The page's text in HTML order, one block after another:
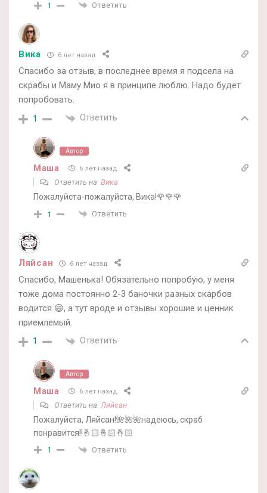
1 Ответить
Вика 6 лет назад
Спасибо за отзыв, в последнее время я подсела на
скрабы и Маму Мио я в принципе люблю. Надо будет
попробовать.
1 Ответить
Автор
Маша 6 лет назад
Ответить на Вика
Пожалуйста-пожалуйста, Вика!🌹🌹🌹
1 Ответить
Ляйсан 6 лет назад
Спасибо, Машенька! Обязательно попробую, у меня
тоже дома постоянно 2-3 баночки разных скарбов
водится 😄, а тут вроде и отзывы хорошие и ценник
приемлемый.
1 Ответить
Автор
Маша 6 лет назад
Ответить на Ляйсан
Пожалуйста, Ляйсан!🌺🌺🌺надеюсь, скраб
понравится!!🤞🏻🤞🏻🤞🏻
1 Ответить